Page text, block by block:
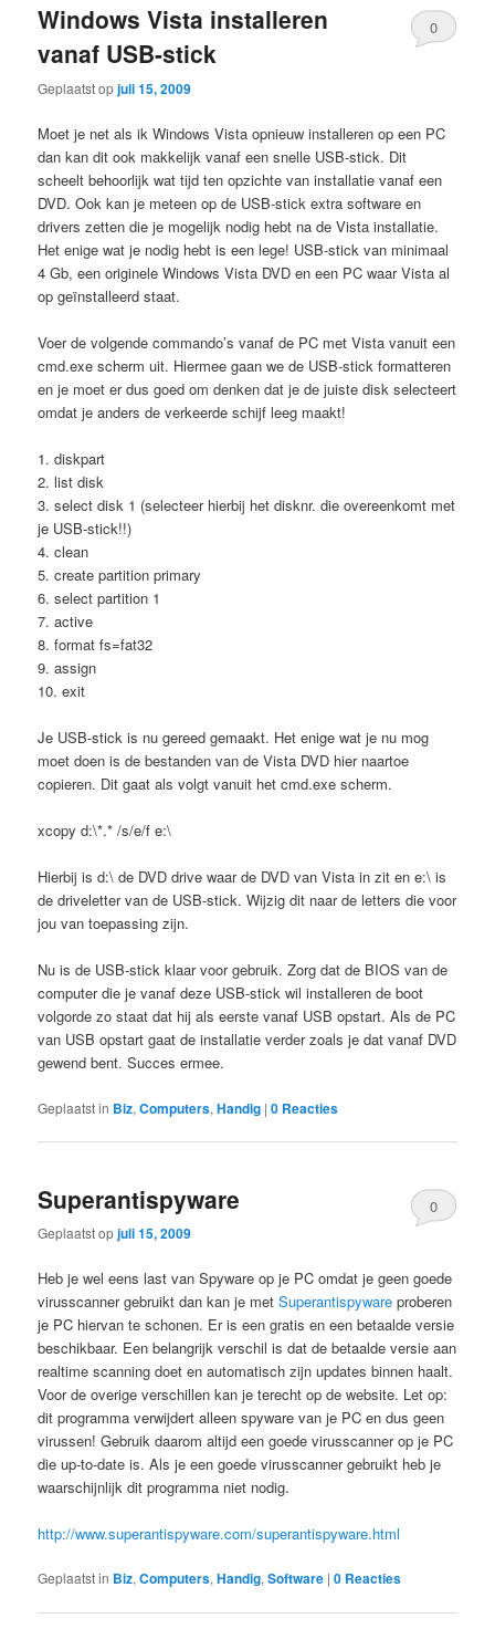
Windows Vista installeren
vanaf USB-stick
Geplaatst opjuli 15, 2009
0
Moet je net als ik Windows Vista opnieuw installeren op een PC
dan kan dit ook makkelijk vanaf een snelle USB-stick. Dit
scheelt behoorlijk wat tijd ten opzichte van installatie vanaf een
DVD. Ook kan je meteen op de USB-stick extra software en
drivers zetten die je mogelijk nodig hebt na de Vista installatie.
Het enige wat je nodig hebt is een lege! USB-stick van minimaal
4 Gb, een originele Windows Vista DVD en een PC waar Vista al
op geïnstalleerd staat.
Voer de volgende commando’s vanaf de PC met Vista vanuit een
cmd.exe scherm uit. Hiermee gaan we de USB-stick formatteren
en je moet er dus goed om denken dat je de juiste disk selecteert
omdat je anders de verkeerde schijf leeg maakt!
1. diskpart
2. list disk
3. select disk 1 (selecteer hierbij het disknr. die overeenkomt met
je USB-stick!!)
4. clean
5. create partition primary
6. select partition 1
7. active
8. format fs=fat32
9. assign
10. exit
Je USB-stick is nu gereed gemaakt. Het enige wat je nu mog
moet doen is de bestanden van de Vista DVD hier naartoe
copieren. Dit gaat als volgt vanuit het cmd.exe scherm.
xcopy d:\*.* /s/e/f e:\
Hierbij is d:\ de DVD drive waar de DVD van Vista in zit en e:\ is
de driveletter van de USB-stick. Wijzig dit naar de letters die voor
jou van toepassing zijn.
Nu is de USB-stick klaar voor gebruik. Zorg dat de BIOS van de
computer die je vanaf deze USB-stick wil installeren de boot
volgorde zo staat dat hij als eerste vanaf USB opstart. Als de PC
van USB opstart gaat de installatie verder zoals je dat vanaf DVD
gewend bent. Succes ermee.
Geplaatst in Biz,Computers,Handig |0 Reacties
Superantispyware
Geplaatst opjuli 15, 2009
0
Heb je wel eens last van Spyware op je PC omdat je geen goede
virusscanner gebruikt dan kan je metSuperantispyware proberen
je PC hiervan te schonen. Er is een gratis en een betaalde versie
beschikbaar. Een belangrijk verschil is dat de betaalde versie aan
realtime scanning doet en automatisch zijn updates binnen haalt.
Voor de overige verschillen kan je terecht op de website. Let op:
dit programma verwijdert alleen spyware van je PC en dus geen
virussen! Gebruik daarom altijd een goede virusscanner op je PC
die up-to-date is. Als je een goede virusscanner gebruikt heb je
waarschijnlijk dit programma niet nodig.
http://www.superantispyware.com/superantispyware.html
Geplaatst in Biz,Computers,Handig,Software |0 Reacties